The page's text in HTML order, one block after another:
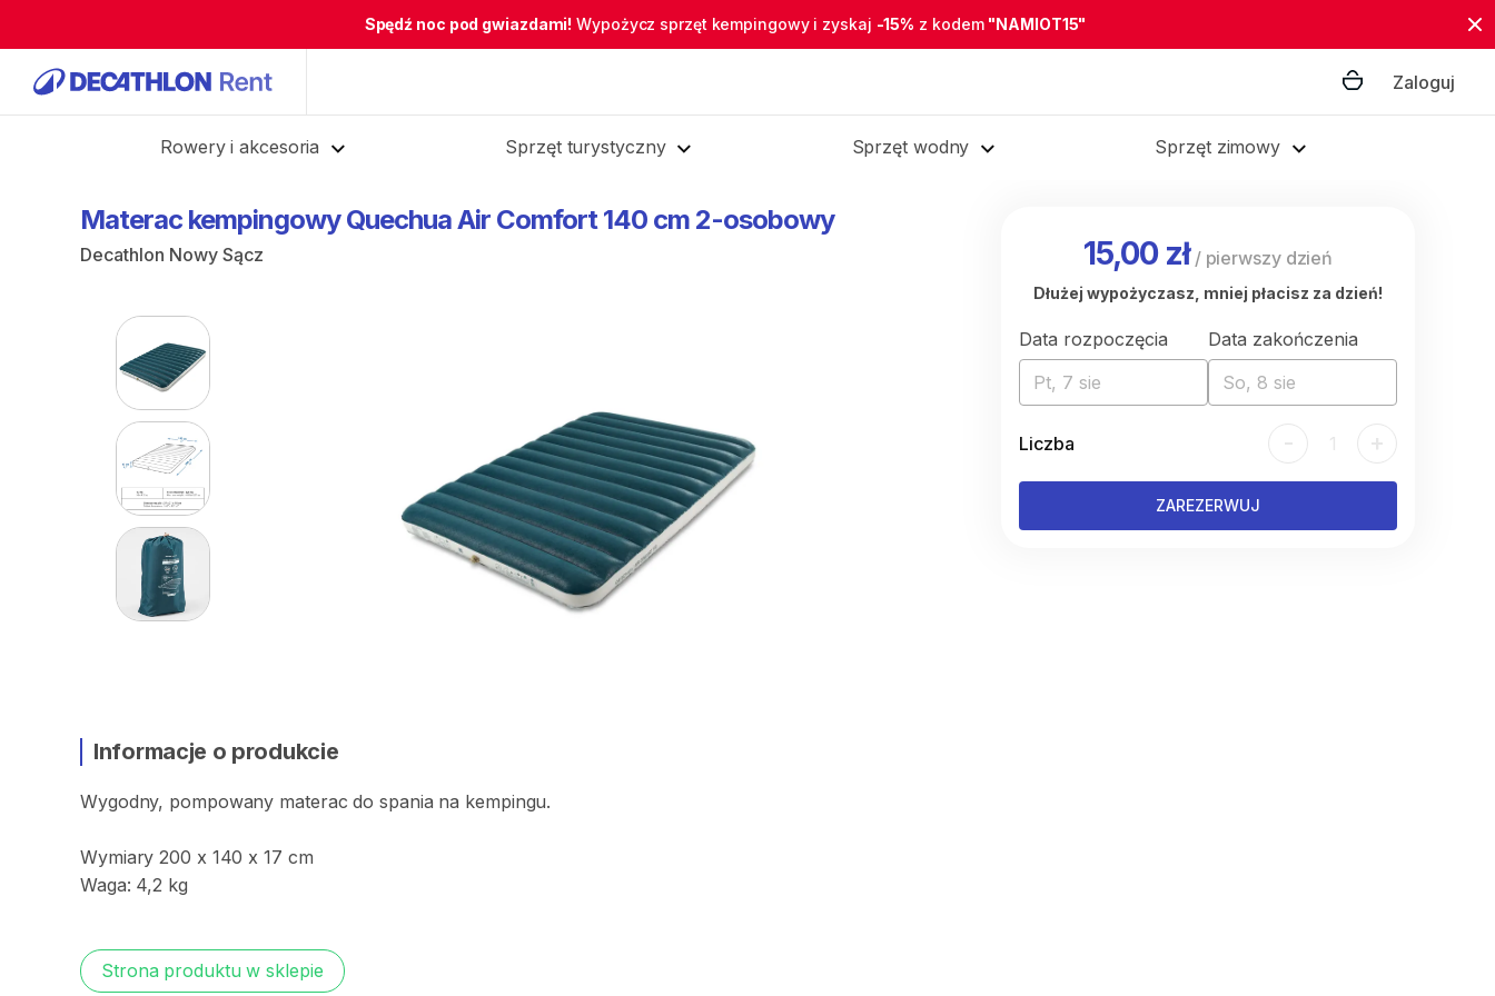
Spędź noc pod gwiazdami! Wypożycz sprzęt kempingowy i zyskaj -15% z kodem "NAMIOT15"
Zaloguj
Rowery i akcesoria Sprzęt turystyczny Sprzęt wodny Sprzęt zimowy
Materac kempingowy QuechuaAir Comfort 140 cm 2-osobowy
Decathlon Nowy Sącz
Informacje o produkcie
Wygodny​​,​ pompowany materac do spania na kempingu.
Wymiary 200 x 140 x 17 cm
Waga: 4​​,​​2 kg
Strona produktu w sklepie
15,00 zł/ pierwszy dzień
Dłużej wypożyczasz, mniej płacisz za dzień!
Data rozpoczęcia
Pt, 7 sie
Data zakończenia
So, 8 sie
Liczba - 1 +
ZAREZERWUJ